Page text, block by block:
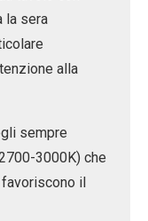
la sera
alla
sempre
3000K) che
il